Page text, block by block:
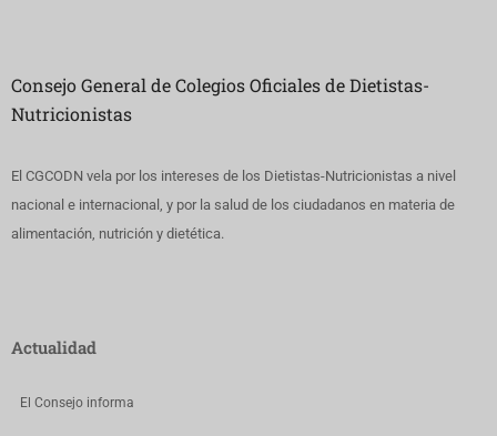
Consejo General de Colegios Oficiales de Dietistas-
Nutricionistas
El CGCODN vela por los intereses de los Dietistas-Nutricionistas a nivel
nacional e internacional, y por la salud de los ciudadanos en materia de
alimentación, nutrición y dietética.
Actualidad
El Consejo informa